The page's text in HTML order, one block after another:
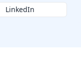
LinkedIn